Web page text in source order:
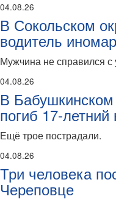
04.08.26
В Сокольском
водитель
Мужчина не справился с
04.08.26
В
погиб 17-
Ещё трое пострадали.
04.08.26
Три человека
Череповце